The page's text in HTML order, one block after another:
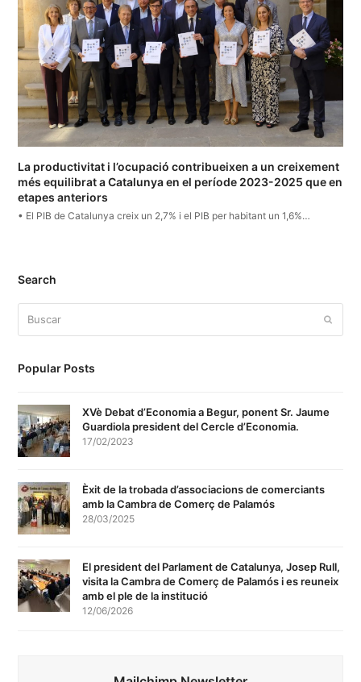
La productivitat i l’ocupació contribueixen a un creixement
més equilibrat a Catalunya en el període 2023-2025 que en
etapes anteriors
• El PIB de Catalunya creix un 2,7% i el PIB per habitant un 1,6%…
Search
Popular Posts
XVè Debat d’Economia a Begur, ponent Sr. Jaume
Guardiola president del Cercle d’Economia.
17/02/2023
Èxit de la trobada d’associacions de comerciants
amb la Cambra de Comerç de Palamós
28/03/2025
El president del Parlament de Catalunya, Josep Rull,
visita la Cambra de Comerç de Palamós i es reuneix
amb el ple de la institució
12/06/2026